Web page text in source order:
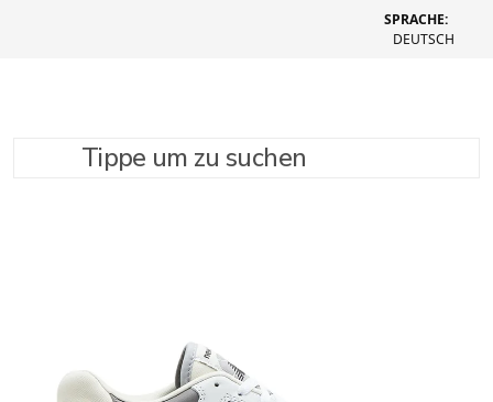
SPRACHE:
DEUTSCH
Tippe um zu suchen